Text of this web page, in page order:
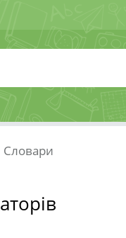
Словари